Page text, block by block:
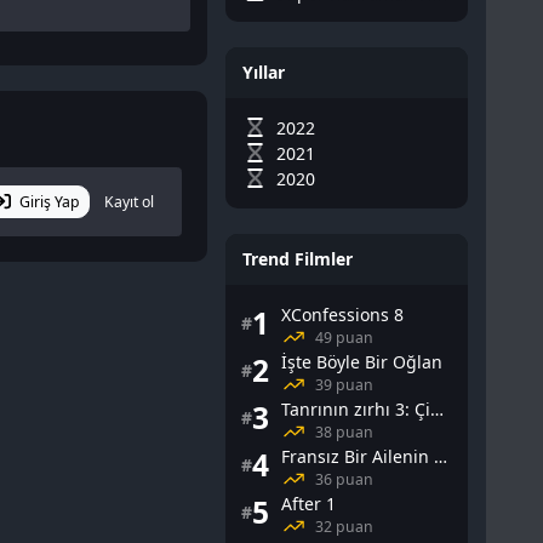
Giriş Yap Kayıt ol
Yıllar
2022
2021
2020
Trend Filmler
#1 XConfessions 8
49 puan
#2 İşte Böyle Bir Oğlan
39 puan
#3 Tanrının zırhı 3: Çin Falı
38 puan
#4 Fransız Bir Ailenin Cinsel Yaşamı
36 puan
#5 After 1
32 puan